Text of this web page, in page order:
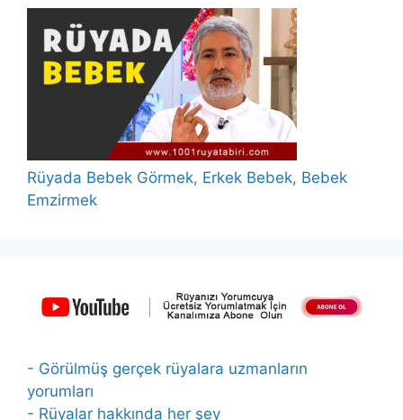
Rüyada Bebek Görmek, Erkek Bebek, Bebek
Emzirmek
- Görülmüş gerçek rüyalara uzmanların
yorumları
- Rüyalar hakkında her şey